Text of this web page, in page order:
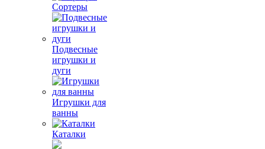
Сортеры
Подвесные
игрушки и
дуги
Игрушки для
ванны
Каталки